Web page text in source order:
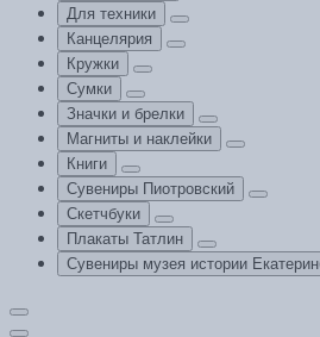
Для техники
Канцелярия
Кружки
Сумки
Значки и брелки
Магниты и наклейки
Книги
Сувениры Пиотровский
Скетчбуки
Плакаты Татлин
Сувениры музея истории